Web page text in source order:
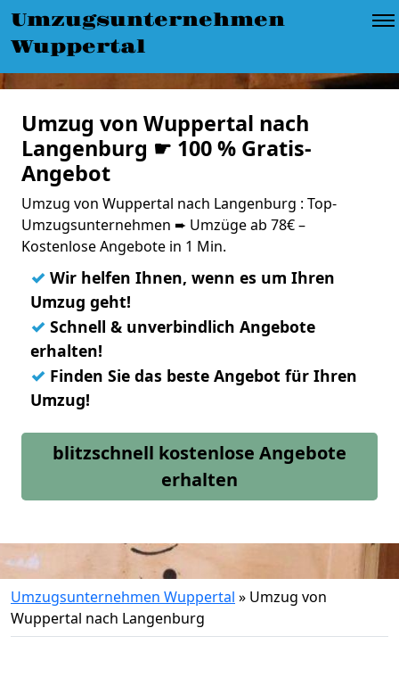
Umzugsunternehmen
Wuppertal
Umzug von Wuppertal nach
Langenburg ☛ 100 % Gratis-
Angebot
Umzug von Wuppertal nach Langenburg : Top-
Umzugsunternehmen ➨ Umzüge ab 78€ –
Kostenlose Angebote in 1 Min.
✓ Wir helfen Ihnen, wenn es um Ihren
Umzug geht!
✓ Schnell & unverbindlich Angebote
erhalten!
✓ Finden Sie das beste Angebot für Ihren
Umzug!
blitzschnell kostenlose Angebote
erhalten
Umzugsunternehmen Wuppertal » Umzug von
Wuppertal nach Langenburg